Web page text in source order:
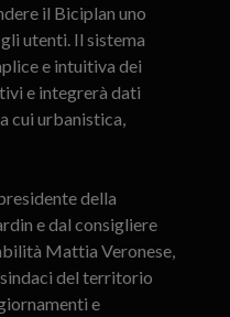
il Biciplan uno
utenti. Il sistema
e intuitiva dei
e integrerà dati
cui urbanistica,
della
e dal consigliere
Mattia Veronese,
del territorio
e